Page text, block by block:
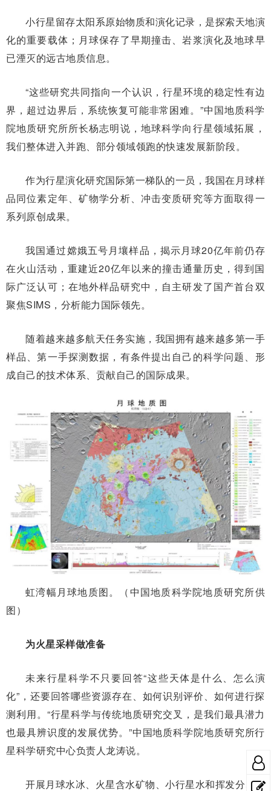
小行星留存太阳系原始物质和演化记录，是探索天地演
化的重要载体；月球保存了早期撞击、岩浆演化及地球早
已湮灭的远古地质信息。
“这些研究共同指向一个认识，行星环境的稳定性有边
界，超过边界后，系统恢复可能非常困难。”中国地质科学
院地质研究所所长杨志明说，地球科学向行星领域拓展，
我们整体进入并跑、部分领域领跑的快速发展新阶段。
作为行星演化研究国际第一梯队的一员，我国在月球样
品同位素定年、矿物学分析、冲击变质研究等方面取得一
系列原创成果。
我国通过嫦娥五号月壤样品，揭示月球20亿年前仍存
在火山活动，重建近20亿年以来的撞击通量历史，得到国
际广泛认可；在地外样品研究中，自主研发了国产首台双
聚焦SIMS，分析能力国际领先。
随着越来越多航天任务实施，我国拥有越来越多第一手
样品、第一手探测数据，有条件提出自己的科学问题、形
成自己的技术体系、贡献自己的国际成果。
虹湾幅月球地质图。（中国地质科学院地质研究所供
图）
为火星采样做准备
未来行星科学不只要回答“这些天体是什么、怎么演
化”，还要回答哪些资源存在、如何识别评价、如何进行探
测利用。“行星科学与传统地质研究交叉，是我们最具潜力
也最具辨识度的发展优势。”中国地质科学院地质研究所行
星科学研究中心负责人龙涛说。
开展月球水冰、火星含水矿物、小行星水和挥发分、金